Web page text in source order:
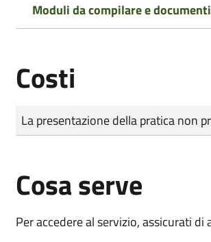
Moduli da compilare e
Costi
Tipo di pagamento
Importo
La presentazione della pratica non
Cosa serve
Per accedere al servizio, assicurati di